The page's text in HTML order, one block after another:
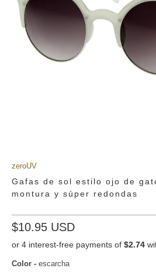
zeroUV
Gafas de sol estilo ojo de
montura y súper redondas
$10.95 USD
Color - escarcha